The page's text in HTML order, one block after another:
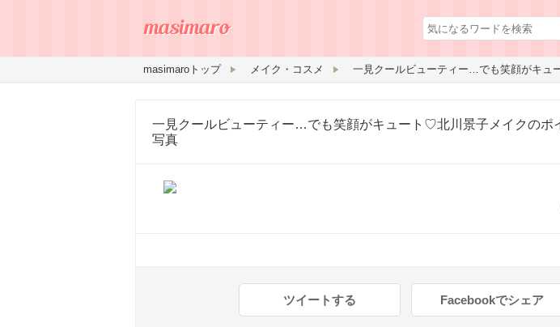
masimaroトップ メイク・コスメ
一見クールビューティー…でも笑顔がキュート♡北川景子メイクのポ
写真
ツイートする Facebookでシェア